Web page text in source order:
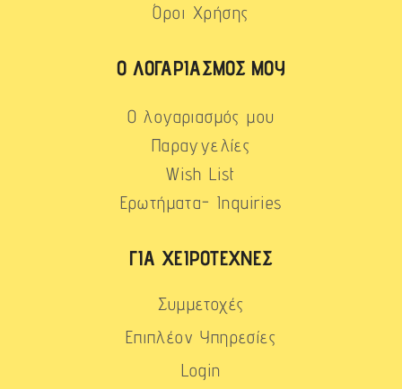
Όροι Χρήσης
Ο ΛΟΓΑΡΙΑΣΜΌΣ ΜΟΥ
Ο λογαριασμός μου
Παραγγελίες
Wish List
Ερωτήματα- Inquiries
ΓΙΑ ΧΕΙΡΟΤΈΧΝΕΣ
Συμμετοχές
Επιπλέον Υπηρεσίες
Login